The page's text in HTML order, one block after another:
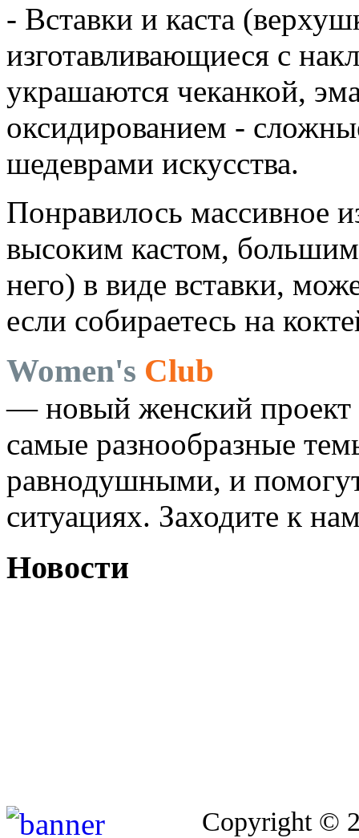
- Вставки и каста
изготавливающиеся с
украшаются чеканкой,
оксидированием -
шедеврами искусства.
Понравилось массивное
высоким кастом,
него) в виде вставки,
если собираетесь на
Women's Club
— новый женский проект
самые разнообразные
равнодушными, и
ситуациях. Заходите к
Новости
Copyright ©